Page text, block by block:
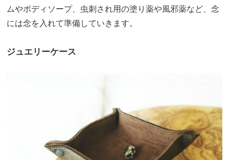
ムやボディソープ、虫刺され用の塗り薬や風邪薬など、念
には念を入れて準備していきます。
ジュエリーケース